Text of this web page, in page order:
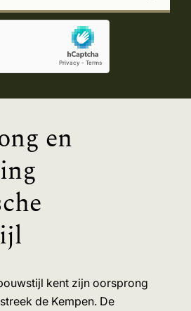
en
kent zijn oorsprong
de Kempen. De